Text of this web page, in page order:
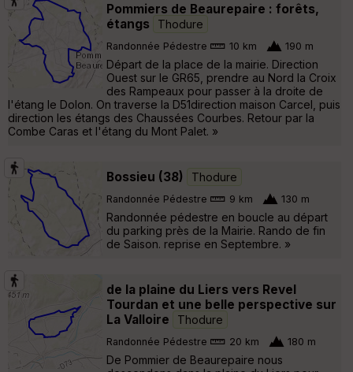
Pommiers de Beaurepaire : forêts,
étangs
Thodure
Randonnée Pédestre 10 km 190 m
Départ de la place de la mairie. Direction
Ouest sur le GR65, prendre au Nord la Croix
des Rampeaux pour passer à la droite de
l'étang le Dolon. On traverse la D51direction maison Carcel, puis
direction les étangs des Chaussées Courbes. Retour par la
Combe Caras et l'étang du Mont Palet. »
Bossieu (38) Thodure
Randonnée Pédestre 9 km 130 m
Randonnée pédestre en boucle au départ
du parking près de la Mairie. Rando de fin
de Saison. reprise en Septembre. »
de la plaine du Liers vers Revel
Tourdan et une belle perspective sur
La Valloire
Thodure
Randonnée Pédestre 20 km 180 m
De Pommier de Beaurepaire nous